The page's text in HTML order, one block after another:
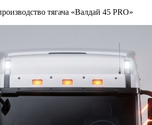
тягача «Валдай 45 PRO»